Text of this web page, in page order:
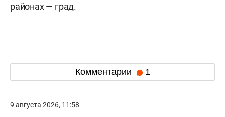
районах — град.
Комментарии 1
9 августа 2026, 11:58